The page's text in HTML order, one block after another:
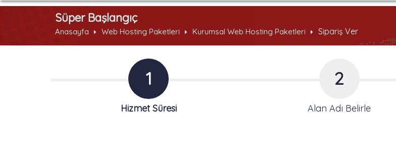
Süper Başlangıç
Anasayfa Web Hosting Paketleri Kurumsal Web Hosting Paketleri Sipariş Ver
1
Hizmet Süresi
2
Alan Adı Belirle